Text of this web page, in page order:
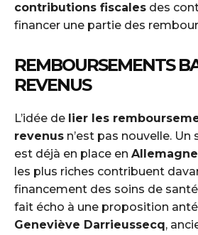
contributions fiscales des
financer une partie des
REMBOURSEMENTS
REVENUS
L’idée de lier les
revenus n’est pas nouvelle.
est déjà en place en Allemagne
les plus riches contribuent
financement des soins de
fait écho à une proposition
Geneviève Darrieussecq,